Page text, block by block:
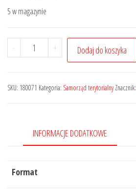
cena
wynosiła:
5 w magazynie
-
ilość
Orzecznictwo
Najwyższego.
Ubezpieczeń
-
+ Dodaj do koszyka
SKU: 180071 Kategoria: Samorząd terytorialny Znacznik:
INFORMACJE DODATKOWE
Format